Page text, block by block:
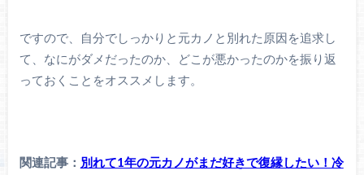
ですので、自分でしっかりと元カノと別れた原因を追求し
て、なにがダメだったのか、どこが悪かったのかを振り返
っておくことをオススメします。
関連記事： 別れて1年の元カノがまだ好きで復縁したい！冷